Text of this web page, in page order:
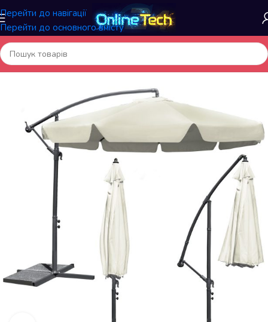
Перейти до навігації
Перейти до основного вмісту
Головна/Садові та вуличні товари/Садові та пляжні парасолі